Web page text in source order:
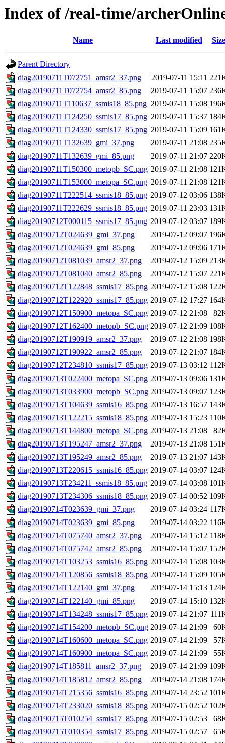
Index of /real-time/
Name Last modified Size
Parent Directory
diag20190711T072751_amsr2_37.png
2019-07-11 15:11
diag20190711T072754_amsr2_85.png
2019-07-11 15:07
diag20190711T110637_ssmis18_85.png 2019-07-11 15:08
diag20190711T124250_ssmis17_85.png 2019-07-11 15:37
diag20190711T124330_ssmis17_85.png 2019-07-11 15:09
diag20190711T132639_gmi_37.png
2019-07-11 21:08
diag20190711T132639_gmi_85.png
2019-07-11 21:07
diag20190711T150300_metopb_SC.png 2019-07-11 21:08
diag20190711T153000_metopa_SC.png 2019-07-11 21:08
diag20190711T222514_ssmis18_85.png 2019-07-12 03:06
diag20190711T222629_ssmis18_85.png 2019-07-11 23:03
diag20190712T000115_ssmis17_85.png 2019-07-12 03:07
diag20190712T024639_gmi_37.png
2019-07-12 09:07
diag20190712T024639_gmi_85.png
2019-07-12 09:06
diag20190712T081039_amsr2_37.png
2019-07-12 15:09
diag20190712T081040_amsr2_85.png
2019-07-12 15:07
diag20190712T122848_ssmis17_85.png 2019-07-12 15:08
diag20190712T122920_ssmis17_85.png 2019-07-12 17:27
diag20190712T150900_metopa_SC.png 2019-07-12 21:08
diag20190712T162400_metopb_SC.png 2019-07-12 21:09
diag20190712T190919_amsr2_37.png
2019-07-12 21:08
diag20190712T190922_amsr2_85.png
2019-07-12 21:07
diag20190712T234810_ssmis17_85.png 2019-07-13 03:12
diag20190713T022400_metopa_SC.png 2019-07-13 09:06
diag20190713T033900_metopb_SC.png 2019-07-13 09:07
diag20190713T104639_ssmis16_85.png 2019-07-13 16:57
diag20190713T122215_ssmis18_85.png 2019-07-13 15:23
diag20190713T144800_metopa_SC.png 2019-07-13 21:08
diag20190713T195247_amsr2_37.png
2019-07-13 21:08
diag20190713T195249_amsr2_85.png
2019-07-13 21:07
diag20190713T220615_ssmis16_85.png 2019-07-14 03:07
diag20190713T234211_ssmis18_85.png 2019-07-14 03:08
diag20190713T234306_ssmis18_85.png 2019-07-14 00:52
diag20190714T023639_gmi_37.png
2019-07-14 03:24
diag20190714T023639_gmi_85.png
2019-07-14 03:22
diag20190714T075740_amsr2_37.png
2019-07-14 15:12
diag20190714T075742_amsr2_85.png
2019-07-14 15:07
diag20190714T103253_ssmis16_85.png 2019-07-14 15:08
diag20190714T120856_ssmis18_85.png 2019-07-14 15:09
diag20190714T122140_gmi_37.png
2019-07-14 15:13
diag20190714T122140_gmi_85.png
2019-07-14 15:10
diag20190714T134248_ssmis17_85.png 2019-07-14 21:07
diag20190714T154200_metopb_SC.png 2019-07-14 21:09
diag20190714T160600_metopa_SC.png 2019-07-14 21:09
diag20190714T160900_metopa_SC.png 2019-07-14 21:09
diag20190714T185811_amsr2_37.png
2019-07-14 21:09
diag20190714T185812_amsr2_85.png
2019-07-14 21:08
diag20190714T215356_ssmis16_85.png 2019-07-14 23:52
diag20190714T233020_ssmis18_85.png 2019-07-15 02:52
diag20190715T010254_ssmis17_85.png 2019-07-15 02:53
diag20190715T010354_ssmis17_85.png 2019-07-15 02:57